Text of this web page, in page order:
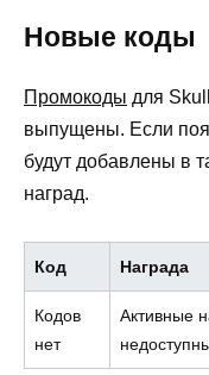
Новые коды
Промокоды для
выпущены. Если
будут добавлены в
наград.
Код Награда
Кодов
нет
Активные